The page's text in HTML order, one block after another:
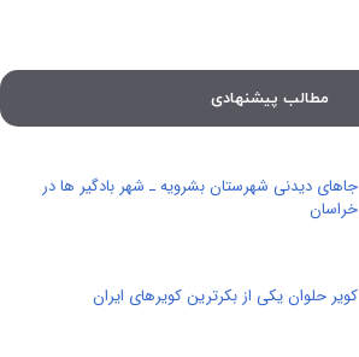
مطالب پیشنهادی
جاهای دیدنی شهرستان بشرویه ـ شهر بادگیر ها در
خراسان
کویر حلوان یکی از بکرترین کویرهای ایران